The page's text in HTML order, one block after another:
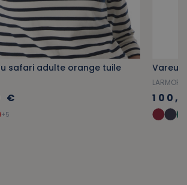
safari adulte orange tuile
€
+5
LARMOR